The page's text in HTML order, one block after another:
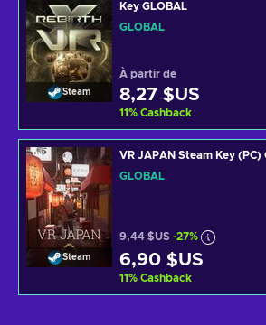
Steam
Key GLOBAL
GLOBAL
À partir de
8,27 $US
11% Cashback
Steam
VR JAPAN Steam Key (PC)
GLOBAL
9,44 $US -27%
6,90 $US
11% Cashback